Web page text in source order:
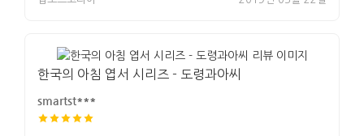
한국의 아침 엽서 시리즈 - 도령과아씨
smartst***